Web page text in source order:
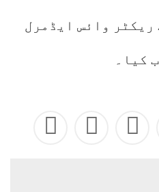
ریکٹر وائس ایڈمرل
کیا۔